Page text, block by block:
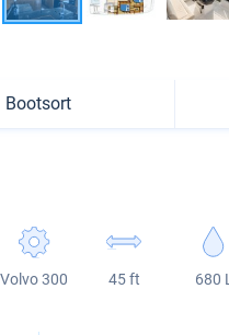
Bootsort
Volvo 300 45 ft 680 L